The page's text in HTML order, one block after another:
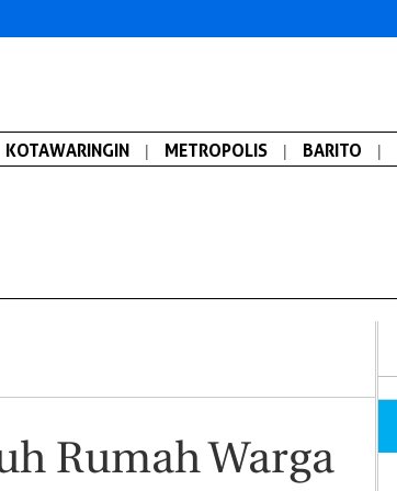
KOTAWARINGIN | METROPOLIS | BARITO |
Rumah Warga